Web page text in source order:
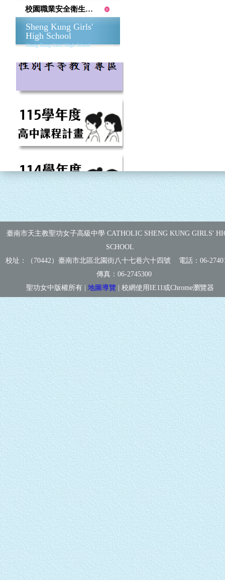
校園職業安全衛生表單
Sheng Kung Girls'
High School
Sheng Kung Girls' High School
臺南市天主教聖功女子高級中學 CATHOLIC SHENG KUNG GIRLS'
SCHOOL
校址：（70442）臺南市北區北園街八十七巷六十四號 電話：06-
傳真： 06-2745300
聖功女中版權所有 | 地圖導覽 | 校網使用IE11或Chrome瀏覽器